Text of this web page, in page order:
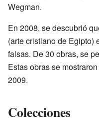
Wegman.
En 2008, se descubrió
(arte cristiano de Egipto)
falsas. De 30 obras, se
Estas obras se
2009.
Colecciones